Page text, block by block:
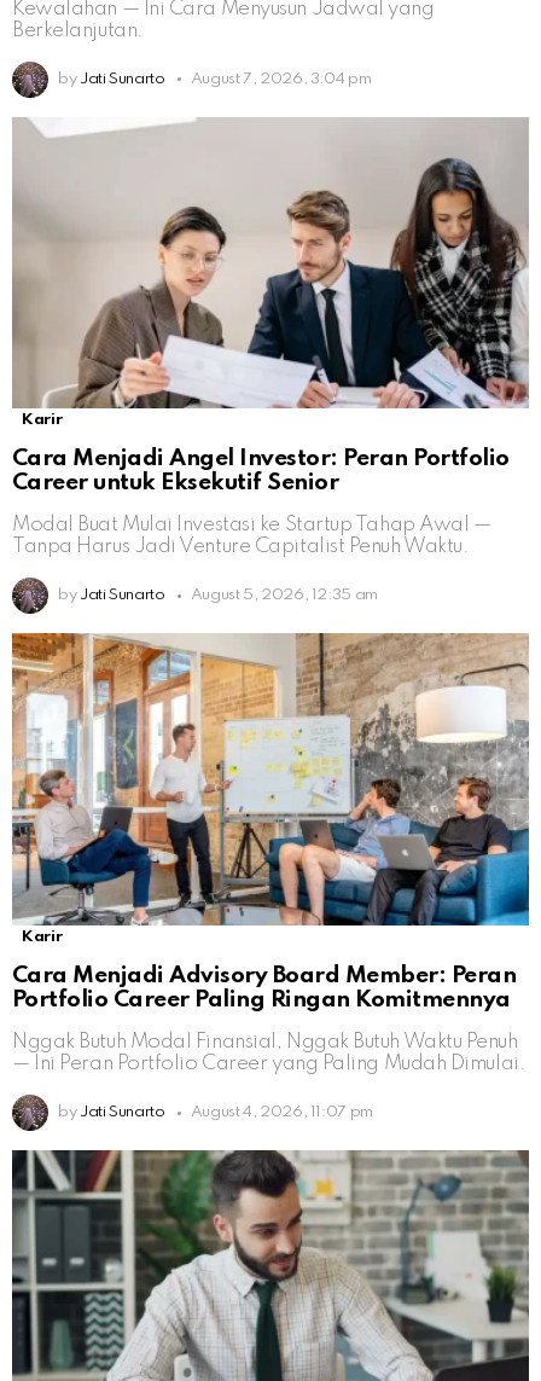
Kewalahan — Ini Cara Menyusun Jadwal yang
Berkelanjutan.
by Jati Sunarto August 7, 2026, 3:04 pm
Karir
Cara Menjadi Angel Investor: Peran Portfolio
Career untuk Eksekutif Senior
Modal Buat Mulai Investasi ke Startup Tahap Awal —
Tanpa Harus Jadi Venture Capitalist Penuh Waktu.
by Jati Sunarto August 5, 2026, 12:35 am
Karir
Cara Menjadi Advisory Board Member: Peran
Portfolio Career Paling Ringan Komitmennya
Nggak Butuh Modal Finansial, Nggak Butuh Waktu Penuh
— Ini Peran Portfolio Career yang Paling Mudah Dimulai.
by Jati Sunarto August 4, 2026, 11:07 pm